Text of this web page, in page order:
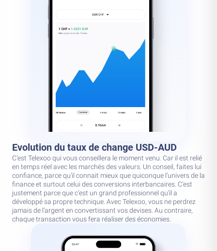
Evolution du taux de change USD-AUD
C’est Telexoo qui vous conseillera le moment venu. Car il est relié
en temps réel avec les marchés des valeurs. Un conseil, faites lui
confiance, parce qu’il connait mieux que quiconque l’univers de la
finance et surtout celui des conversions interbancaires. C’est
justement parce que c’est un grand professionnel qu’il a
développé sa propre technique. Avec Telexoo, vous ne perdrez
jamais de l’argent en convertissant vos devises. Au contraire,
chaque transaction vous fera réaliser des économies.